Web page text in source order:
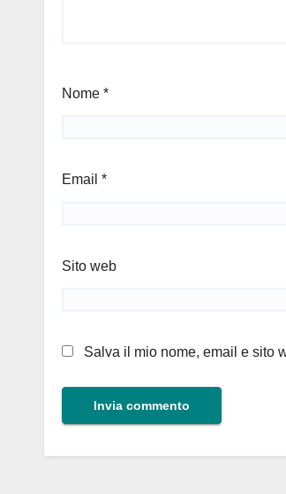
Nome *
Email *
Sito web
Salva il mio nome, email e sito